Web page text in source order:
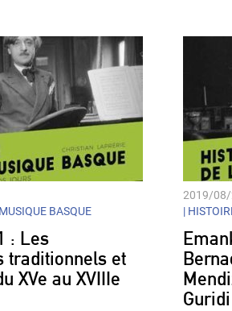
BASQUE
: Les
traditionnels et
XVe au XVIIIe
2019/08/
|